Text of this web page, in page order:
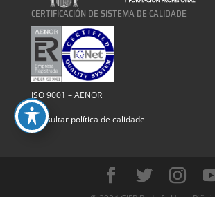
CERTIFICACIÓN DE SISTEMA DE CALIDADE
ISO 9001 – AENOR
Consultar política de calidade